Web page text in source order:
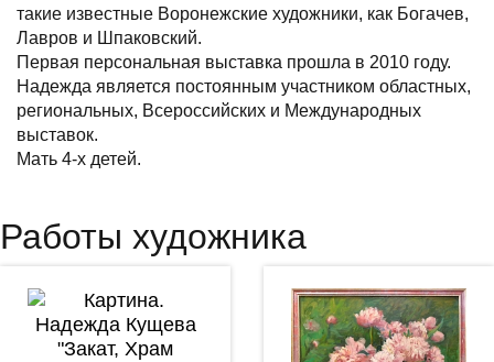
такие известные Воронежские художники, как Богачев,
Лавров и Шпаковский.
Первая персональная выставка прошла в 2010 году.
Надежда является постоянным участником областных,
региональных, Всероссийских и Международных
выставок.
Мать 4-х детей.
Работы художника